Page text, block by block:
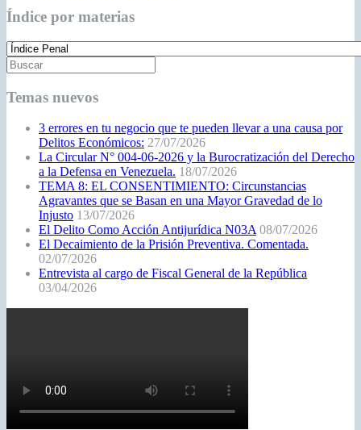
Índice por materias
Temas nuevos
3 errores en tu negocio que te pueden llevar a una causa por
Delitos Económicos: 27/07/2026
La Circular N° 004-06-2026 y la Burocratización del Derecho
a la Defensa en Venezuela. 18/07/2026
TEMA 8: EL CONSENTIMIENTO: Circunstancias
Agravantes que se Basan en una Mayor Gravedad de lo
Injusto 13/07/2026
El Delito Como Acción Antijurídica N03A 08/07/2026
El Decaimiento de la Prisión Preventiva. Comentada.
02/07/2026
Entrevista al cargo de Fiscal General de la República
03/04/2026